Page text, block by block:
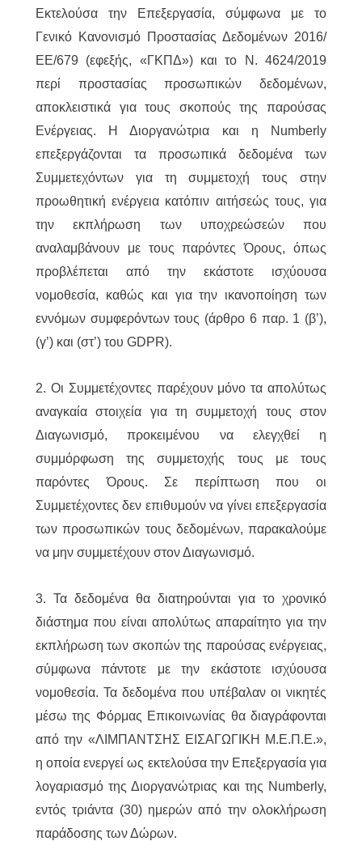
Εκτελούσα την Επεξεργασία, σύμφωνα με το
Γενικό Κανονισμό Προστασίας Δεδομένων 2016/
ΕΕ/679 (εφεξής, «ΓΚΠΔ») και το Ν. 4624/2019
περί προστασίας προσωπικών δεδομένων,
αποκλειστικά για τους σκοπούς της παρούσας
Ενέργειας. Η Διοργανώτρια και η Numberly
επεξεργάζονται τα προσωπικά δεδομένα των
Συμμετεχόντων για τη συμμετοχή τους στην
προωθητική ενέργεια κατόπιν αιτήσεώς τους, για
την εκπλήρωση των υποχρεώσεών που
αναλαμβάνουν με τους παρόντες Όρους, όπως
προβλέπεται από την εκάστοτε ισχύουσα
νομοθεσία, καθώς και για την ικανοποίηση των
εννόμων συμφερόντων τους (άρθρο 6 παρ. 1 (β’),
(γ’) και (στ’) του GDPR).
2. Οι Συμμετέχοντες παρέχουν μόνο τα απολύτως
αναγκαία στοιχεία για τη συμμετοχή τους στον
Διαγωνισμό, προκειμένου να ελεγχθεί η
συμμόρφωση της συμμετοχής τους με τους
παρόντες Όρους. Σε περίπτωση που οι
Συμμετέχοντες δεν επιθυμούν να γίνει επεξεργασία
των προσωπικών τους δεδομένων, παρακαλούμε
να μην συμμετέχουν στον Διαγωνισμό.
3. Τα δεδομένα θα διατηρούνται για το χρονικό
διάστημα που είναι απολύτως απαραίτητο για την
εκπλήρωση των σκοπών της παρούσας ενέργειας,
σύμφωνα πάντοτε με την εκάστοτε ισχύουσα
νομοθεσία. Τα δεδομένα που υπέβαλαν οι νικητές
μέσω της Φόρμας Επικοινωνίας θα διαγράφονται
από την «ΛΙΜΠΑΝΤΣΗΣ ΕΙΣΑΓΩΓΙΚΗ Μ.Ε.Π.Ε.»,
η οποία ενεργεί ως εκτελούσα την Επεξεργασία για
λογαριασμό της Διοργανώτριας και της Numberly,
εντός τριάντα (30) ημερών από την ολοκλήρωση
παράδοσης των Δώρων.